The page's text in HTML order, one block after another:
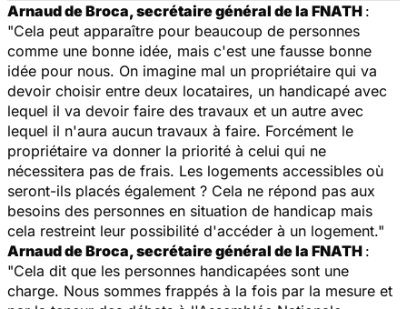
Arnaud de Broca, secrétaire général de la FNATH :
"Cela peut apparaître pour beaucoup de personnes
comme une bonne idée, mais c'est une fausse bonne
idée pour nous. On imagine mal un propriétaire qui va
devoir choisir entre deux locataires, un handicapé avec
lequel il va devoir faire des travaux et un autre avec
lequel il n'aura aucun travaux à faire. Forcément le
propriétaire va donner la priorité à celui qui ne
nécessitera pas de frais. Les logements accessibles où
seront-ils placés également ? Cela ne répond pas aux
besoins des personnes en situation de handicap mais
cela restreint leur possibilité d'accéder à un logement."
Arnaud de Broca, secrétaire général de la FNATH :
"Cela dit que les personnes handicapées sont une
charge. Nous sommes frappés à la fois par la mesure et